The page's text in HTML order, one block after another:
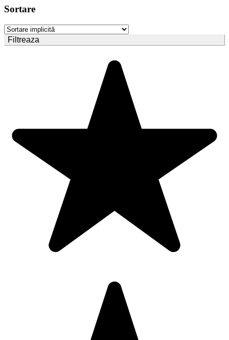
Sortare
Filtreaza